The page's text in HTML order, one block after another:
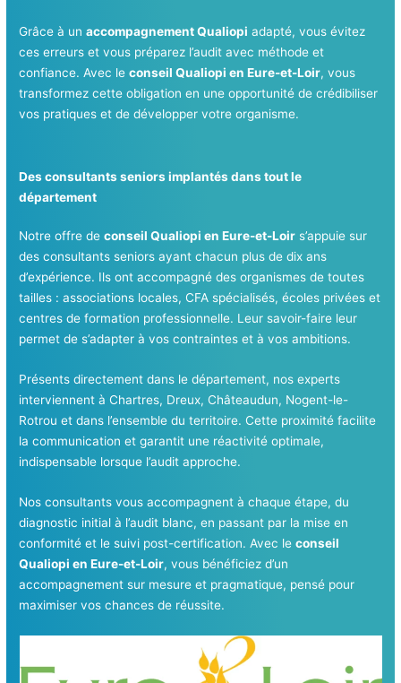
Grâce à unaccompagnement Qualiopi adapté, vous évitez
ces erreurs et vous préparez l’audit avec méthode et
confiance. Avec leconseil Qualiopi en Eure-et-Loir, vous
transformez cette obligation en une opportunité de crédibiliser
vos pratiques et de développer votre organisme.
Des consultants seniors implantés dans tout le
département
Notre offre deconseil Qualiopi en Eure-et-Loir s’appuie sur
des consultants seniors ayant chacun plus de dix ans
d’expérience. Ils ont accompagné des organismes de toutes
tailles : associations locales, CFA spécialisés, écoles privées et
centres de formation professionnelle. Leur savoir-faire leur
permet de s’adapter à vos contraintes et à vos ambitions.
Présents directement dans le département, nos experts
interviennent à Chartres, Dreux, Châteaudun, Nogent-le-
Rotrou et dans l’ensemble du territoire. Cette proximité facilite
la communication et garantit une réactivité optimale,
indispensable lorsque l’audit approche.
Nos consultants vous accompagnent à chaque étape, du
diagnostic initial à l’audit blanc, en passant par la mise en
conformité et le suivi post-certification. Avec leconseil
Qualiopi en Eure-et-Loir, vous bénéficiez d’un
accompagnement sur mesure et pragmatique, pensé pour
maximiser vos chances de réussite.